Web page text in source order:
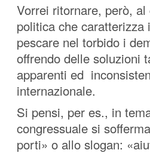
Vorrei ritornare, però,
politica che
pescare nel torbido i
offrendo delle soluzioni
apparenti ed
internazionale.
Si pensi, per es., in
congressuale si
porti» o allo slogan: